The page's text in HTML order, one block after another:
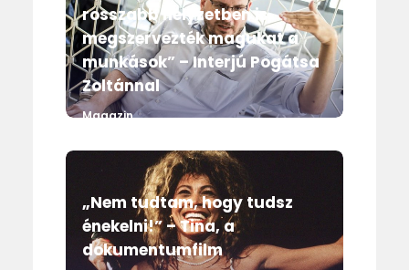
rosszabb helyzetben is
megszervezték magukat a
munkások” – Interjú Pogátsa
Zoltánnal
Magazin
„Nem tudtam, hogy tudsz
énekelni!” – Tina, a
dokumentumfilm